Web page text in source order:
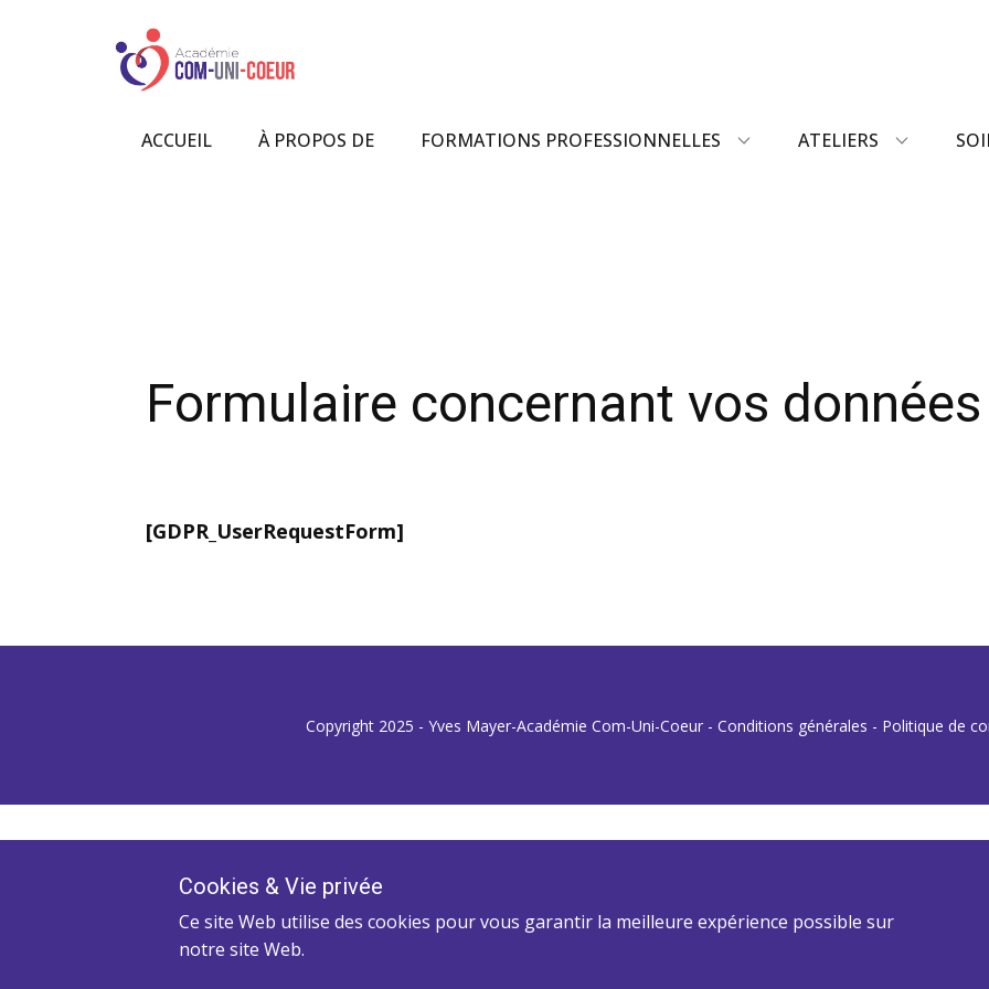
ACCUEIL À PROPOS DE FORMATIONS PROFESSIONNELLES ATELIERS
Formulaire concernant vos
[GDPR_UserRequestForm]
Copyright 2025 - Yves Mayer-Académie Com-Uni-Coeur - Conditions générales - Politique de
Cookies ​& Vie privée
Ce site Web utilise des cookies pour vous garantir la meilleure expérience possible sur
notre site Web.